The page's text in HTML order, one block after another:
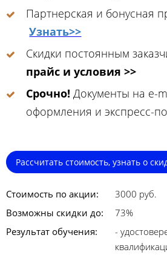
Партнерская и бонусная
Узнать>>
Скидки постоянным
прайс и условия >>
Срочно! Документы на e-
оформления и экспресс-
Рассчитать стоимость, узнать о
Стоимость по акции:
3000 руб.
Возможны скидки до:
73%
Результат обучения:
-